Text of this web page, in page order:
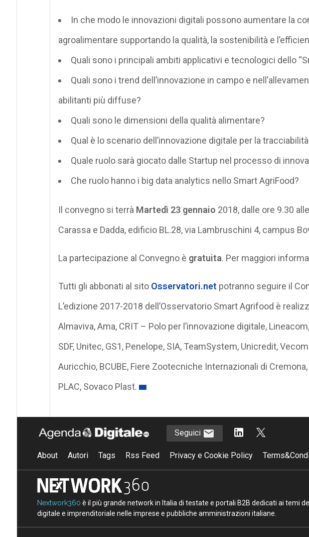
In che modo le innovazioni digitali possono aumentare la
agroalimentare supportando la qualità, la sostenibilità e
Quali sono i principali ambiti applicativi e tecnologici dello
Quali sono i trend dell’innovazione in campo e
abilitanti più diffuse?
Quali sono le dimensioni della qualità alimentare?
Qual è lo scenario dell’innovazione digitale per la
Quale ruolo sarà giocato dalle Startup nel processo di
Che ruolo hanno i big data analytics nello Smart AgriFood?
Il convegno si terrà Martedì 23 gennaio 2018, dalle ore 9.30
Carassa e Dadda, edificio BL.28, via Lambruschini 4, campus
La partecipazione al Convegno è gratuita. Per maggiori
Tutti gli abbonati al sito Osservatori.net potranno seguire il
L’edizione 2017-2018 dell’Osservatorio Smart Agrifood è
Almaviva, Ama, CRIT – Polo per l’innovazione digitale,
SDF, Unitec, GS1, Penelope, SIA, TeamSystem, Unicredit,
Auricchio, BCUBE, Fiere Zootecniche Internazionali di
PLAC, Sovaco Plast.
Seguici
About Autori Tags Rss Feed Privacy e Cookie Policy
Nextwork360 è il più grande network in Italia di testate e portali B2B dedicati ai temi
digitale e imprenditoriale nelle imprese e pubbliche amministrazioni italiane.